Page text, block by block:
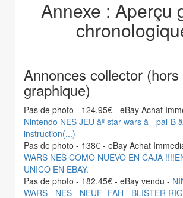
Annexe : Aperçu
Annonces collector (hors
graphique)
Pas de photo - 124.95€ - eBay Achat
Nintendo NES JEU âº star wars â - pal-B
instruction(...)
Pas de photo - 138€ - eBay Achat
WARS NES COMO NUEVO EN CAJA
UNICO EN EBAY.
Pas de photo - 182.45€ - eBay vendu -
WARS - NES - NEUF- FAH - BLISTER